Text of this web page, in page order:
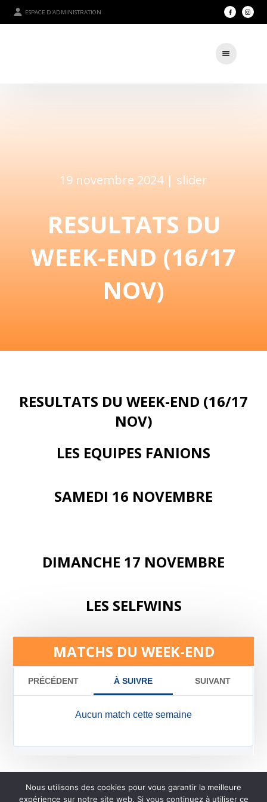
ESPACE D'ADMINISTRATION
19 novembre 2024 | slider
RESULTATS DU
WEEK-END (16/17
NOV)
RESULTATS DU WEEK-END (16/17
NOV)
LES EQUIPES FANIONS
SAMEDI 16 NOVEMBRE
DIMANCHE 17 NOVEMBRE
LES SELFWINS
MATCHS DU WEEK-END
Nous utilisons des cookies pour vous garantir la meilleure
expérience sur notre site web. Si vous continuez à utiliser ce